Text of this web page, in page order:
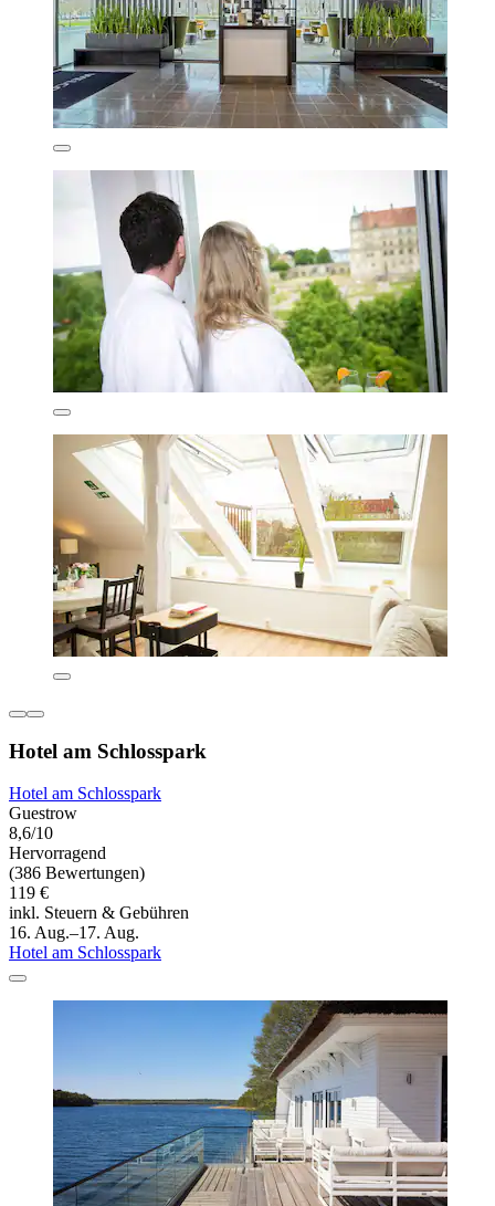
Hotel am Schlosspark
Hotel am Schlosspark
Guestrow
8,6/10
Hervorragend
(386 Bewertungen)
119 €
inkl. Steuern & Gebühren
16. Aug.–17. Aug.
Hotel am Schlosspark